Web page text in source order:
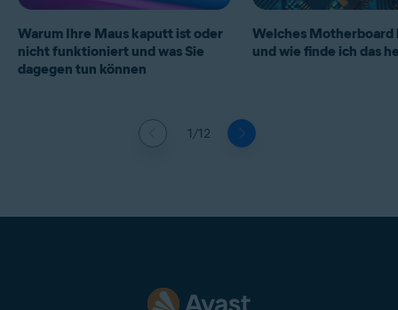
1/12
Warum Ihre Maus kaputt ist oder
nicht funktioniert und was Sie
dagegen tun können
Welches Motherboard
und wie finde ich das